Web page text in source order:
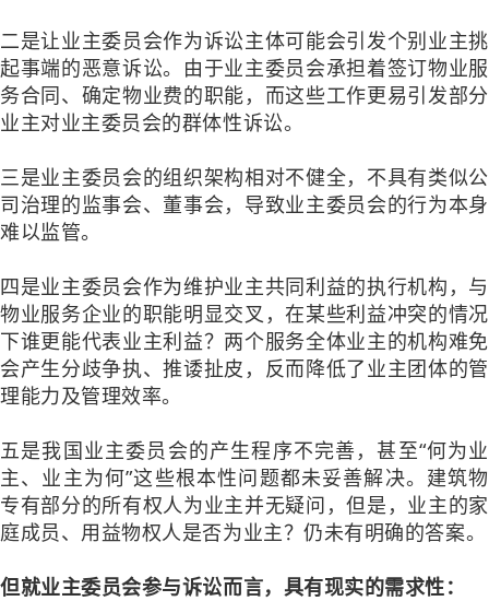
二是让业主委员会作为诉讼主体可能会引发个别业主挑
起事端的恶意诉讼。由于业主委员会承担着签订物业服
务合同、确定物业费的职能，而这些工作更易引发部分
业主对业主委员会的群体性诉讼。
三是业主委员会的组织架构相对不健全，不具有类似公
司治理的监事会、董事会，导致业主委员会的行为本身
难以监管。
四是业主委员会作为维护业主共同利益的执行机构，与
物业服务企业的职能明显交叉，在某些利益冲突的情况
下谁更能代表业主利益？两个服务全体业主的机构难免
会产生分歧争执、推诿扯皮，反而降低了业主团体的管
理能力及管理效率。
五是我国业主委员会的产生程序不完善，甚至“何为业
主、业主为何”这些根本性问题都未妥善解决。建筑物
专有部分的所有权人为业主并无疑问，但是，业主的家
庭成员、用益物权人是否为业主？仍未有明确的答案。
但就业主委员会参与诉讼而言，具有现实的需求性：